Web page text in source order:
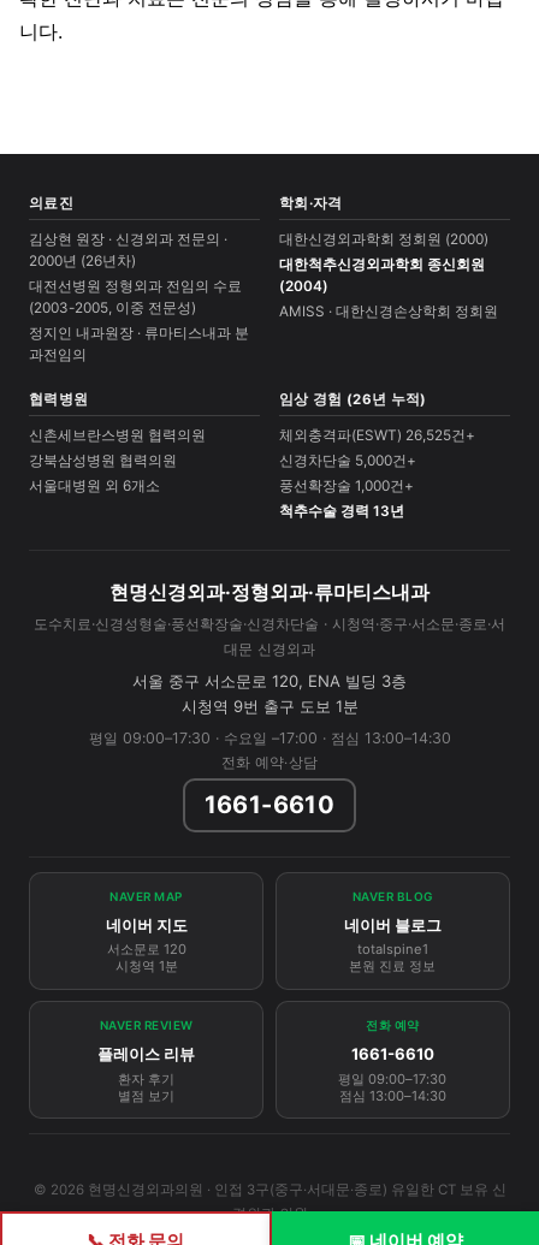
니다.
의료진
김상현 원장 · 신경외과 전문의 ·
2000년 (26년차)
대전선병원 정형외과 전임의 수료
(2003-2005, 이중 전문성)
정지인 내과원장 · 류마티스내과 분
과전임의
학회·자격
대한신경외과학회 정회원 (2000)
대한척추신경외과학회 종신회원
(2004)
AMISS · 대한신경손상학회 정회원
협력병원
신촌세브란스병원 협력의원
강북삼성병원 협력의원
서울대병원 외 6개소
임상 경험 (26년 누적)
체외충격파(ESWT) 26,525건+
신경차단술 5,000건+
풍선확장술 1,000건+
척추수술 경력 13년
현명신경외과·정형외과·류마티스내과
도수치료·신경성형술·풍선확장술·신경차단술 · 시청역·중구·서소문·종로·서
대문 신경외과
서울 중구 서소문로 120, ENA 빌딩 3층
시청역 9번 출구 도보 1분
평일 09:00–17:30 · 수요일 –17:00 · 점심 13:00–14:30
전화 예약·상담
1661-6610
NAVER MAP
네이버 지도
서소문로 120
시청역 1분
NAVER BLOG
네이버 블로그
totalspine1
본원 진료 정보
NAVER REVIEW
플레이스 리뷰
환자 후기
별점 보기
전화 예약
1661-6610
평일 09:00–17:30
점심 13:00–14:30
© 2026 현명신경외과의원 · 인접 3구(중구·서대문·종로) 유일한 CT 보유 신
경외과 의원
📞 전화 문의 📅 네이버 예약